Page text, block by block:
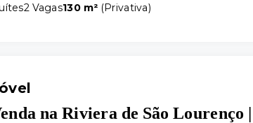
2 Vagas130 m² (Privativa)
na Riviera de São Lourenço